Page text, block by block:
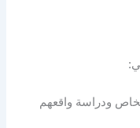
ودراسة واقعهم